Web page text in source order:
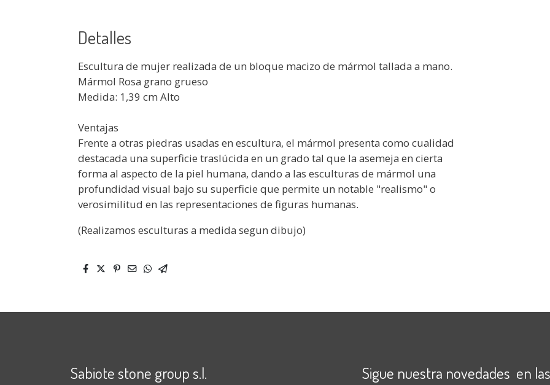
Detalles
Escultura de mujer realizada de un bloque macizo de mármol tallada a mano.
Mármol Rosa grano grueso
Medida: 1,39 cm Alto
Ventajas
Frente a otras piedras usadas en escultura, el mármol presenta como cualidad
destacada una superficie traslúcida en un grado tal que la asemeja en cierta
forma al aspecto de la piel humana, dando a las esculturas de mármol una
profundidad visual bajo su superficie que permite un notable "realismo" o
verosimilitud en las representaciones de figuras humanas.
(Realizamos esculturas a medida segun dibujo)
Sabiote stone group s.l. Sigue nuestra novedades en